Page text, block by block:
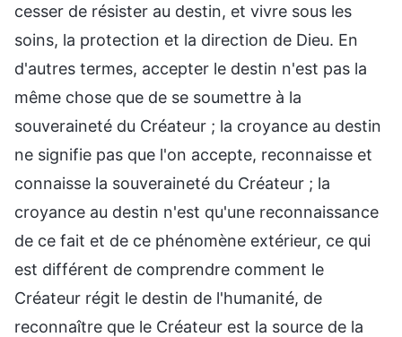
cesser de résister au destin, et vivre sous les
soins, la protection et la direction de Dieu. En
d'autres termes, accepter le destin n'est pas la
même chose que de se soumettre à la
souveraineté du Créateur ; la croyance au destin
ne signifie pas que l'on accepte, reconnaisse et
connaisse la souveraineté du Créateur ; la
croyance au destin n'est qu'une reconnaissance
de ce fait et de ce phénomène extérieur, ce qui
est différent de comprendre comment le
Créateur régit le destin de l'humanité, de
reconnaître que le Créateur est la source de la